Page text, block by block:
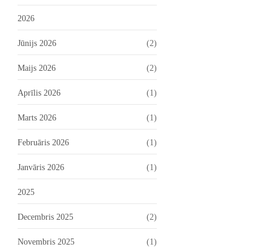
2026
Jūnijs 2026 (2)
Maijs 2026 (2)
Aprīlis 2026 (1)
Marts 2026 (1)
Februāris 2026 (1)
Janvāris 2026 (1)
2025
Decembris 2025 (2)
Novembris 2025 (1)